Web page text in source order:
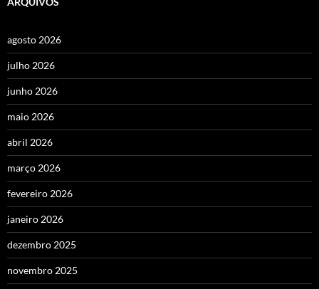
agosto 2026
julho 2026
junho 2026
maio 2026
abril 2026
março 2026
fevereiro 2026
janeiro 2026
dezembro 2025
novembro 2025